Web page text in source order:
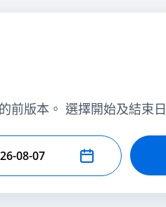
前版本。 選擇開始及結束
束日期